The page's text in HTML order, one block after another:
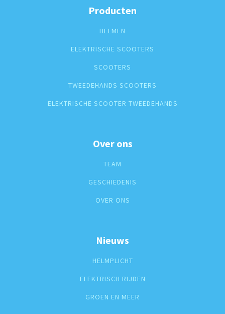
Producten
HELMEN
ELEKTRISCHE SCOOTERS
SCOOTERS
TWEEDEHANDS SCOOTERS
ELEKTRISCHE SCOOTER TWEEDEHANDS
Over ons
TEAM
GESCHIEDENIS
OVER ONS
Nieuws
HELMPLICHT
ELEKTRISCH RIJDEN
GROEN EN MEER